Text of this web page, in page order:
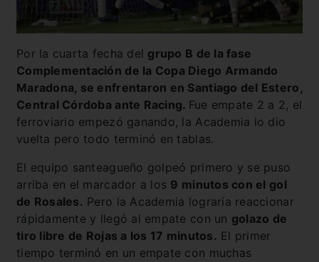
Por la cuarta fecha del grupo B de la fase
Complementación de la Copa Diego Armando
Maradona, se enfrentaron en Santiago del Estero,
Central Córdoba ante Racing. Fue empate 2 a 2, el
ferroviario empezó ganando, la Academia lo dio
vuelta pero todo terminó en tablas.
El equipo santeagueño golpeó primero y se puso
arriba en el marcador a los 9 minutos con el gol
de Rosales. Pero la Academia lograría reaccionar
rápidamente y llegó al empate con un golazo de
tiro libre de Rojas a los 17 minutos. El primer
tiempo terminó en un empate con muchas